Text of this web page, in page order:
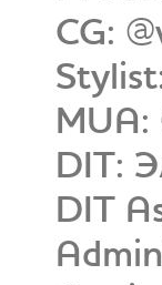
CG:
MUA:
DIT:
DIT